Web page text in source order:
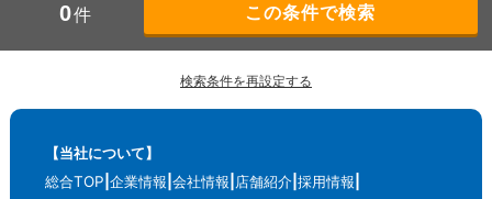
0件
検索条件を再設定する
【当社について】
総合TOP 企業情報 会社情報 店舗紹介 採用情報